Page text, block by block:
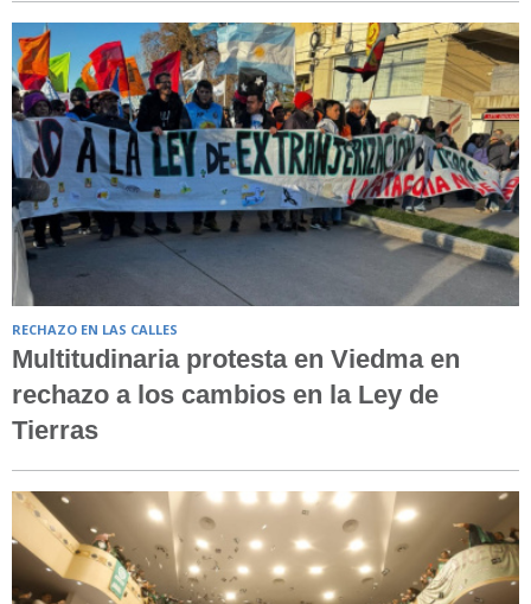
RECHAZO EN LAS CALLES
Multitudinaria protesta en Viedma en
rechazo a los cambios en la Ley de
Tierras